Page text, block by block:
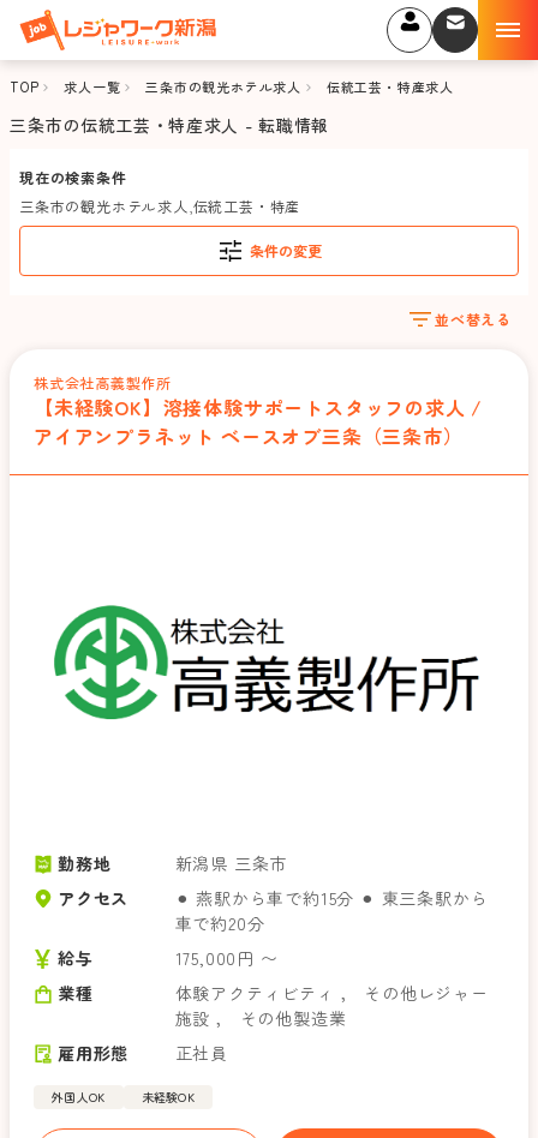
TOP 求人一覧 三条市の観光ホテル求人 伝統工芸・特産求人
三条市の伝統工芸・特産求人 - 転職情報
現在の検索条件
三条市の観光ホテル求人 伝統工芸・特産
条件の変更
並べ替える
株式会社高義製作所
【未経験OK】溶接体験サポートスタッフの求人 /
アイアンプラネット ベースオブ三条（三条市）
勤務地
新潟県 三条市
アクセス
⚫︎ 燕駅から車で約15分 ⚫︎ 東三条駅から
車で約20分
給与
175,000円 〜
業種
体験アクティビティ ，
その他レジャー
施設 ，
その他製造業
雇用形態
正社員
外国人OK 未経験OK